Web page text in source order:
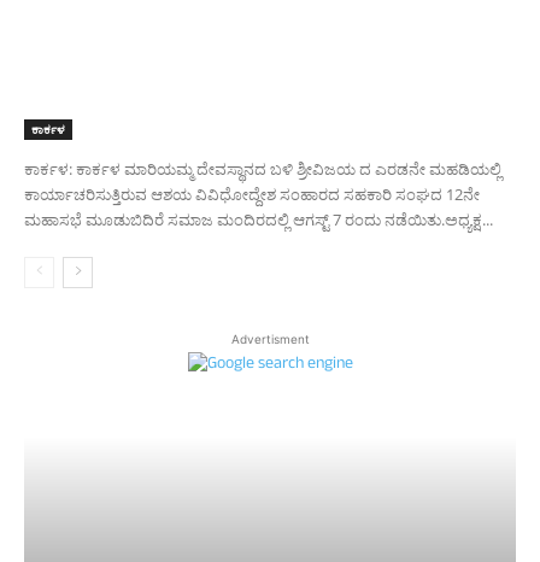
ಕಾರ್ಕಳ
ಕಾರ್ಕಳ: ಕಾರ್ಕಳ ಮಾರಿಯಮ್ಮ ದೇವಸ್ಥಾನದ ಬಳಿ ಶ್ರೀವಿಜಯ ದ ಎರಡನೇ ಮಹಡಿಯಲ್ಲಿ
ಕಾರ್ಯಾಚರಿಸುತ್ತಿರುವ ಆಶಯ ವಿವಿಧೋದ್ದೇಶ ಸಂಹಾರದ ಸಹಕಾರಿ ಸಂಘದ 12ನೇ
ಮಹಾಸಭೆ ಮೂಡುಬಿದಿರೆ ಸಮಾಜ ಮಂದಿರದಲ್ಲಿ ಆಗಸ್ಟ್ 7 ರಂದು ನಡೆಯಿತು.ಅಧ್ಯಕ್ಷ...
Advertisment